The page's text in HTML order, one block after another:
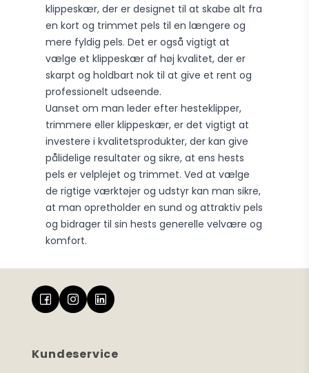
klippeskær, der er designet til at skabe alt fra
en kort og trimmet pels til en længere og
mere fyldig pels. Det er også vigtigt at
vælge et klippeskær af høj kvalitet, der er
skarpt og holdbart nok til at give et rent og
professionelt udseende.
Uanset om man leder efter hesteklipper,
trimmere eller klippeskær, er det vigtigt at
investere i kvalitetsprodukter, der kan give
pålidelige resultater og sikre, at ens hests
pels er velplejet og trimmet. Ved at vælge
de rigtige værktøjer og udstyr kan man sikre,
at man opretholder en sund og attraktiv pels
og bidrager til sin hests generelle velvære og
komfort.
Kundeservice